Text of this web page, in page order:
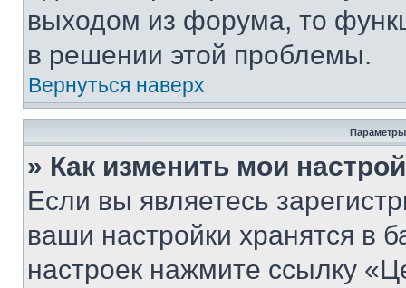
выходом из форума, то
в решении этой проблемы.
Вернуться наверх
Параметры
» Как изменить мои
Если вы являетесь
ваши настройки хранятся в
настроек нажмите ссылку